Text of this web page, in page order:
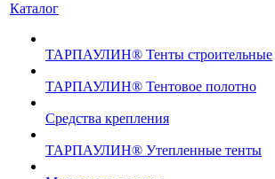
Каталог
ТАРПАУЛИН® Тенты строительные
ТАРПАУЛИН® Тентовое полотно
Средства крепления
ТАРПАУЛИН® Утепленные тенты